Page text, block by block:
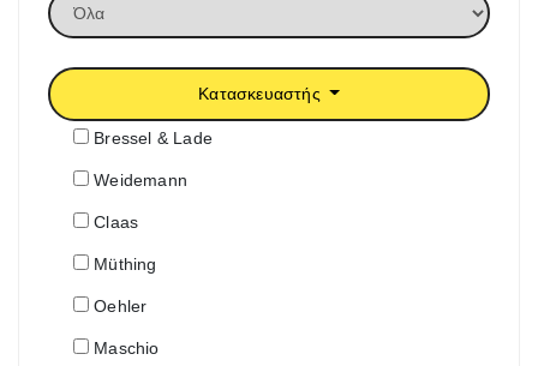
Κατασκευαστής
Bressel & Lade
Weidemann
Claas
Müthing
Oehler
Maschio